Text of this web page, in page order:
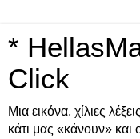
*
Click
Μια εικόνα, χίλιες
κάτι μας «κάνουν» και